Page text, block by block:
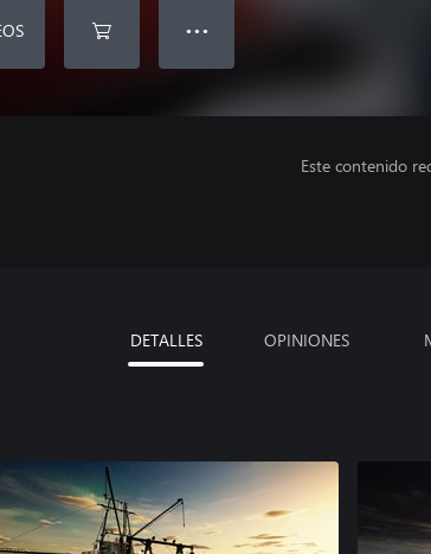
● ● ●
Este contenido
DETALLES OPINIONES